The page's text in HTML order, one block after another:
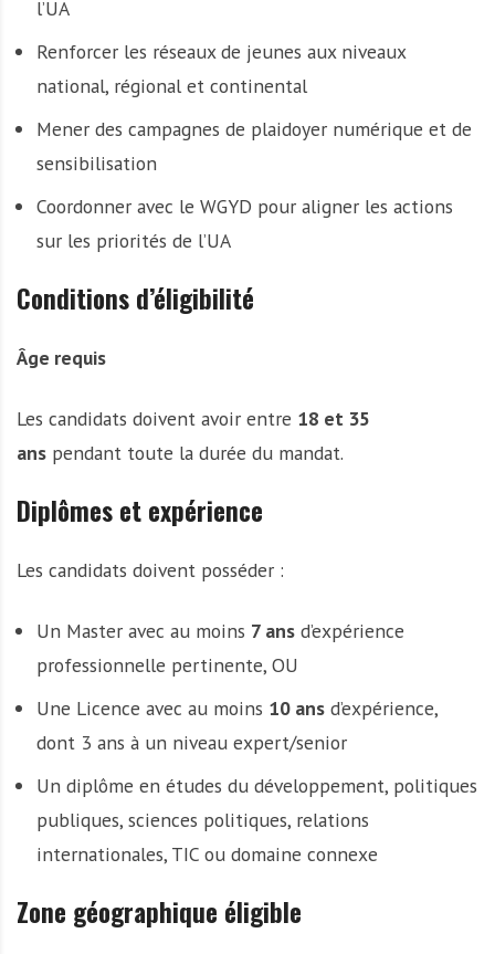
l’UA
Renforcer les réseaux de jeunes aux niveaux
national, régional et continental
Mener des campagnes de plaidoyer numérique et de
sensibilisation
Coordonner avec le WGYD pour aligner les actions
sur les priorités de l’UA
Conditions d’éligibilité
Âge requis
Les candidats doivent avoir entre 18 et 35
ans pendant toute la durée du mandat.
Diplômes et expérience
Les candidats doivent posséder :
Un Master avec au moins 7 ansd’expérience
professionnelle pertinente, OU
Une Licence avec au moins 10 ansd’expérience,
dont 3 ans à un niveau expert/senior
Un diplôme en études du développement, politiques
publiques, sciences politiques, relations
internationales, TIC ou domaine connexe
Zone géographique éligible